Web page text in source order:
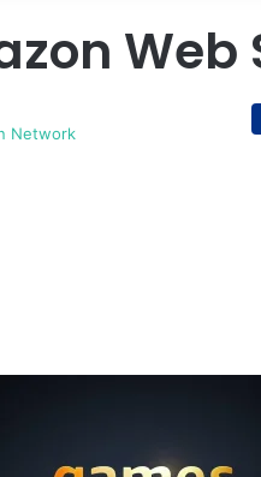
Web